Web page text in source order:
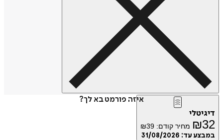
איזה פורמט בא לך?
דיגיטלי
₪32 מחיר קודם: ₪39
במבצע עד: 31/08/2026